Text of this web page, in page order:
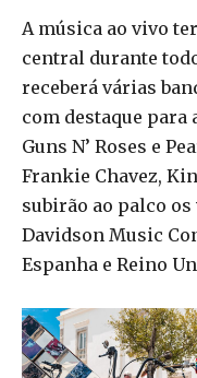
A música ao vivo
central durante
receberá várias
com destaque para
Guns N’ Roses e
Frankie Chavez,
subirão ao palco
Davidson Music
Espanha e Reino